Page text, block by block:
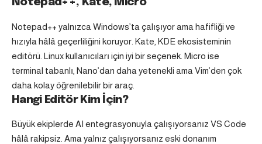
Notepad++, Kate, Micro
Notepad++ yalnızca Windows’ta çalışıyor ama hafifliği ve
hızıyla hâlâ geçerliliğini koruyor. Kate, KDE ekosisteminin
editörü. Linux kullanıcıları için iyi bir seçenek. Micro ise
terminal tabanlı, Nano’dan daha yetenekli ama Vim’den çok
daha kolay öğrenilebilir bir araç.
Hangi Editör Kim İçin?
Büyük ekiplerde AI entegrasyonuyla çalışıyorsanız VS Code
hâlâ rakipsiz. Ama yalnız çalışıyorsanız eski donanım